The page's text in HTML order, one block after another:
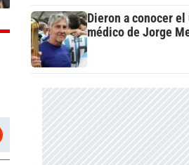
Dieron a conocer
médico de Jorge